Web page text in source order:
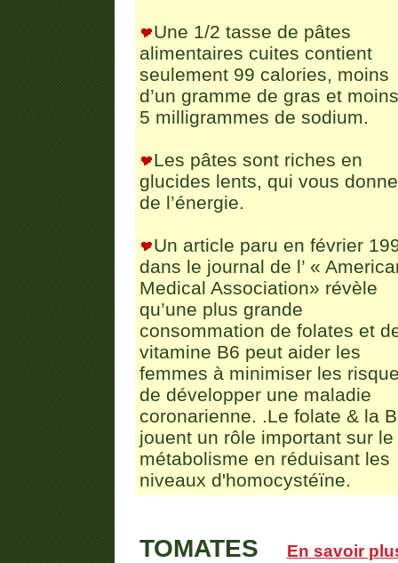
Une 1/2 tasse de pâtes
alimentaires cuites contient
seulement 99 calories, moins
d’un gramme de gras et
5 milligrammes de sodium.
Les pâtes sont riches en
glucides lents, qui vous
de l’énergie.
Un article paru en février
dans le journal de l’ «
Medical Association» révèle
qu’une plus grande
consommation de folates et
vitamine B6 peut aider les
femmes à minimiser les
de développer une maladie
coronarienne. .Le folate & la
jouent un rôle important sur le
métabolisme en réduisant les
niveaux d'homocystéïne.
TOMATES En savoir